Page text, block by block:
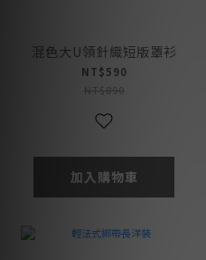
混色大U領針織短版罩衫
NT$590
NT$890
加入購物車